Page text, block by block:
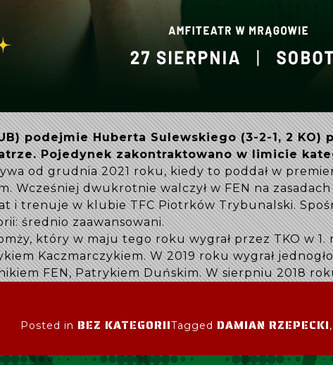
podejmie Huberta Sulewskiego (3-2-1, 2
Pojedynek zakontraktowano w limicie
od grudnia 2021 roku, kiedy to poddał w
Wcześniej dwukrotnie walczył w FEN na
i trenuje w klubie TFC Piotrków Trybunalski.
średnio zaawansowani.
który w maju tego roku wygrał przez TKO w
Kaczmarczykiem. W 2019 roku wygrał
FEN, Patrykiem Duńskim. W sierpniu 2018
Posted in BEZ KATEGORIITagged DAMIAN RZEPECKI,